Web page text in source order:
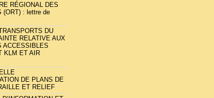
RÉGIONAL DES
(ORT) : lettre de
DU
RELATIVE AUX
ACCESSIBLES
KLM ET AIR
DE PLANS DE
ET RELIEF